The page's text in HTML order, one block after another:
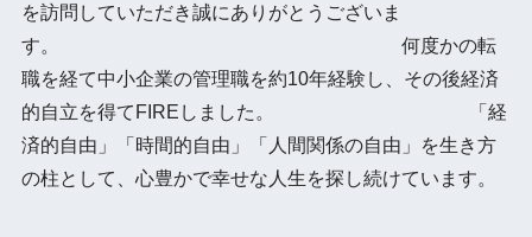
を訪問していただき誠にありがとうございま
す。 何度かの転
職を経て中小企業の管理職を約10年経験し、その後経済
的自立を得てFIREしました。 「経
済的自由」「時間的自由」「人間関係の自由」を生き方
の柱として、心豊かで幸せな人生を探し続けています。